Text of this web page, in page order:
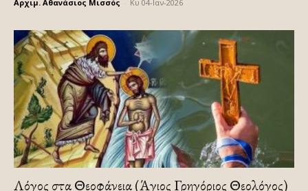
Αρχιμ. Αθανάσιος Μισσός Κυ 04-Ιαν-2026
Λόγος στα Θεοφάνεια (Άγιος Γρηγόριος Θεολόγος)